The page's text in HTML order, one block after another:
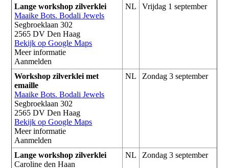
Lange workshop zilverklei
Maaike Bots. Bodali Jewels
Segbroeklaan 302
2565 DV Den Haag
Bekijk op Google Maps
Meer informatie
Aanmelden
NL Vrijdag 1 september
Workshop zilverklei met
emaille
Maaike Bots. Bodali Jewels
Segbroeklaan 302
2565 DV Den Haag
Bekijk op Google Maps
Meer informatie
Aanmelden
NL Zondag 3 september
Lange workshop zilverklei
Caroline den Haan
NL Zondag 3 september